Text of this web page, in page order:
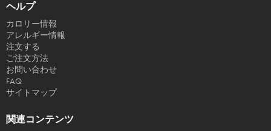
ヘルプ
カロリー情報
アレルギー情報
注文する
ご注文方法
お問い合わせ
FAQ
サイトマップ
関連コンテンツ